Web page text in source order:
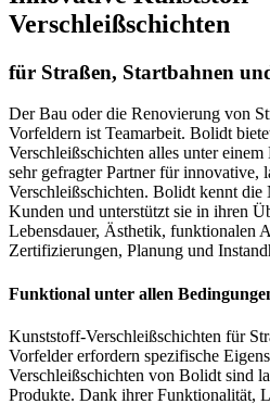
Verschleißschichten
für Straßen, Startbahnen
Der Bau oder die Renovierung von
Vorfeldern ist Teamarbeit. Bolidt
Verschleißschichten alles unter
sehr gefragter Partner für innovative,
Verschleißschichten. Bolidt kennt die
Kunden und unterstützt sie in ihren
Lebensdauer, Ästhetik, funktionalen
Zertifizierungen, Planung und
Funktional unter allen
Kunststoff-Verschleißschichten für
Vorfelder erfordern spezifische
Verschleißschichten von Bolidt sind
Produkte. Dank ihrer Funktionalität,